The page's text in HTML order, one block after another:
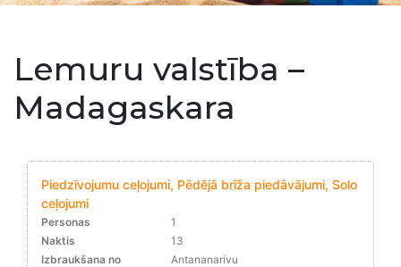
Lemuru valstība –
Madagaskara
Piedzīvojumu ceļojumi, Pēdējā brīža piedāvājumi, Solo
ceļojumi
Personas
1
Naktis
13
Izbraukšana no
Antananarivu